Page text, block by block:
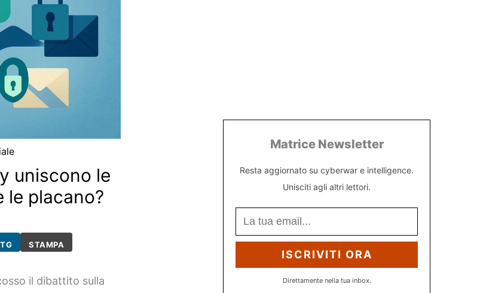
uniscono le
le placano?
TG STAMPA
il dibattito sulla
Matrice Newsletter
Resta aggiornato su cyberwar e intelligence.
Unisciti agli altri lettori.
ISCRIVITI ORA
Direttamente nella tua inbox.